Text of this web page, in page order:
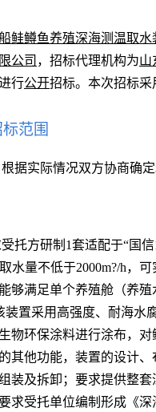
鲑鳟鱼养殖深海测温取水
公司 ，招标代理机构为山
行公开招标。本次招标采
范围
根据实际情况双方协商确
托方研制 1套适配于“国
水量不低于2000m?/h，
够满足单个养殖舱（养
置采用高强度、耐海水
物环保涂料进行涂布，
其他功能，装置的设计
装及拆卸； 要求提供整套
求受托单位编制形成《深